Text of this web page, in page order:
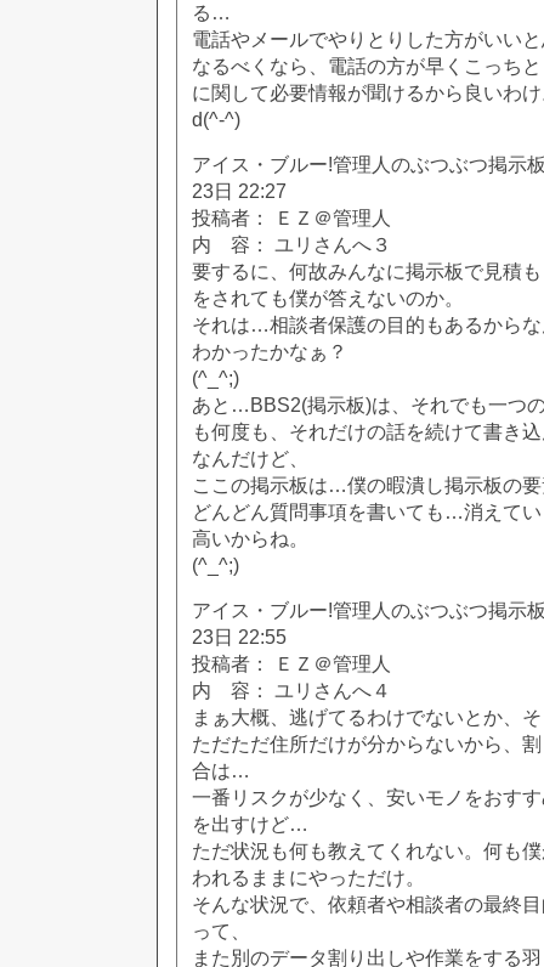
る…
電話やメールでやりとりした方がいい
なるべくなら、電話の方が早くこっち
に関して必要情報が聞けるから良いわ
d(^-^)
アイス・ブルー!管理人のぶつぶつ掲示
23日 22:27
投稿者： ＥＺ＠管理人
内 容： ユリさんへ３
要するに、何故みんなに掲示板で見積
をされても僕が答えないのか。
それは…相談者保護の目的もあるから
わかったかなぁ？
(^_^;)
あと…BBS2(掲示板)は、それでも一つ
も何度も、それだけの話を続けて書き
なんだけど、
ここの掲示板は…僕の暇潰し掲示板の
どんどん質問事項を書いても…消えて
高いからね。
(^_^;)
アイス・ブルー!管理人のぶつぶつ掲示
23日 22:55
投稿者： ＥＺ＠管理人
内 容： ユリさんへ４
まぁ大概、逃げてるわけでないとか、
ただただ住所だけが分からないから、
合は…
一番リスクが少なく、安いモノをおす
を出すけど…
ただ状況も何も教えてくれない。何も
われるままにやっただけ。
そんな状況で、依頼者や相談者の最終
って、
また別のデータ割り出しや作業をする